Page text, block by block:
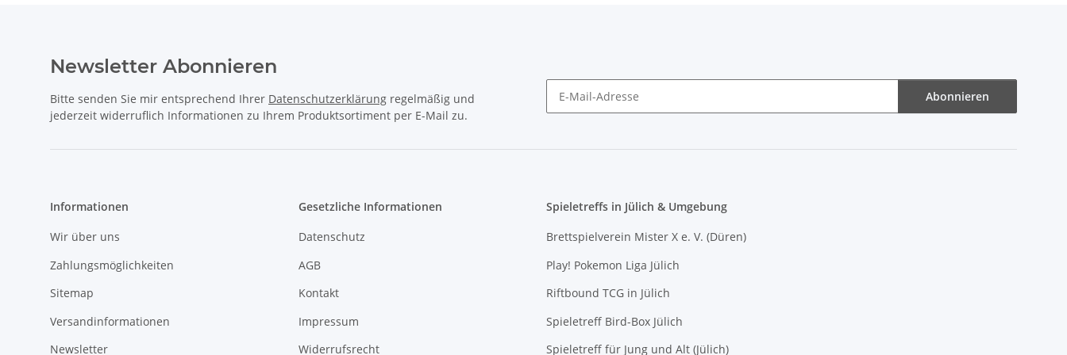
Newsletter Abonnieren
Bitte senden Sie mir entsprechend Ihrer Datenschutzerklärung regelmäßig und
jederzeit widerruflich Informationen zu Ihrem Produktsortiment per E-Mail zu.
Abonnieren
Informationen
Wir über uns
Zahlungsmöglichkeiten
Sitemap
Versandinformationen
Newsletter
Gesetzliche Informationen
Datenschutz
AGB
Kontakt
Impressum
Widerrufsrecht
Spieletreffs in Jülich & Umgebung
Brettspielverein Mister X e. V. (Düren)
Play! Pokemon Liga Jülich
Riftbound TCG in Jülich
Spieletreff Bird-Box Jülich
Spieletreff für Jung und Alt (Jülich)